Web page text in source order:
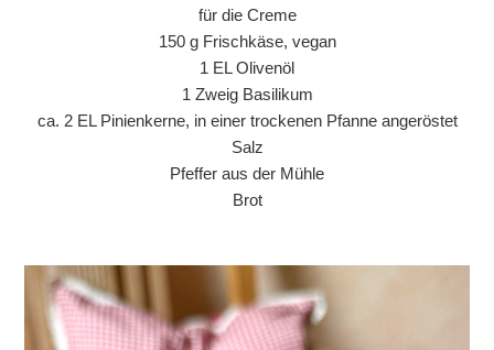
für die Creme
150 g Frischkäse, vegan
1 EL Olivenöl
1 Zweig Basilikum
ca. 2 EL Pinienkerne, in einer trockenen Pfanne angeröstet
Salz
Pfeffer aus der Mühle
Brot